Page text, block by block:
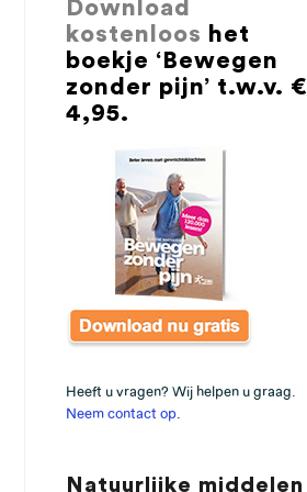
Download
kostenloos het
boekje ‘Bewegen
zonder pijn’ t.w.v. €
4,95.
Heeft u vragen? Wij helpen u graag.
Neem contact op
Natuurlijke middelen